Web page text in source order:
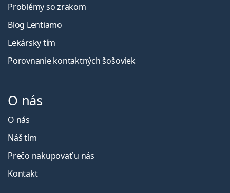
Problémy so zrakom
Blog Lentiamo
Lekársky tím
Porovnanie kontaktných šošoviek
O nás
O nás
Náš tím
Prečo nakupovať u nás
Kontakt